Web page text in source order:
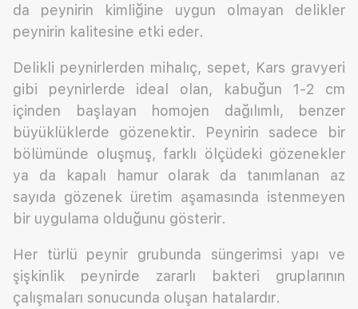
da peynirin kimliğine uygun olmayan delikler
peynirin kalitesine etki eder.
Delikli peynirlerden mihalıç, sepet, Kars gravyeri
gibi peynirlerde ideal olan, kabuğun 1-2 cm
içinden başlayan homojen dağılımlı, benzer
büyüklüklerde gözenektir. Peynirin sadece bir
bölümünde oluşmuş, farklı ölçüdeki gözenekler
ya da kapalı hamur olarak da tanımlanan az
sayıda gözenek üretim aşamasında istenmeyen
bir uygulama olduğunu gösterir.
Her türlü peynir grubunda süngerimsi yapı ve
şişkinlik peynirde zararlı bakteri gruplarının
çalışmaları sonucunda oluşan hatalardır.